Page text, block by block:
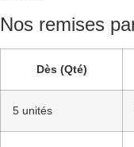
Nos remises
Dès (Qté)
5 unités